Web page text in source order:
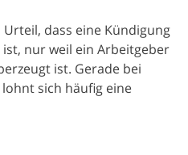
dass eine Kündigung
nur weil ein Arbeitgeber
ist. Gerade bei
sich häufig eine